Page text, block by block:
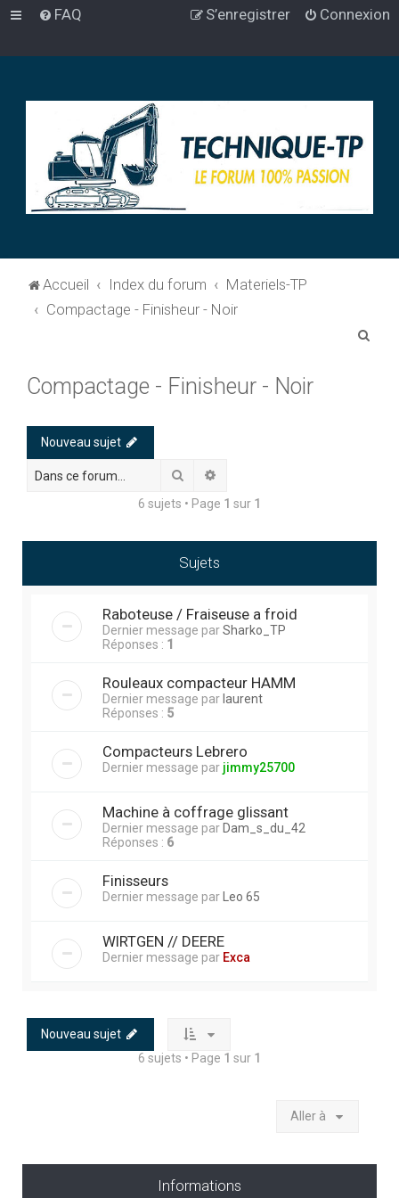
FAQ Connexion
S’enregistrer
Accueil Index du forum
Materiels-TP
Compactage - Finisheur - Noir
Compactage - Finisheur - Noir
Nouveau sujet
Rechercher
6 sujets • Page 1 sur 1
Sujets
Raboteuse / Fraiseuse a froid
Dernier message parSharko_TP
Réponses : 1
Rouleaux compacteur HAMM
Dernier message par laurent
Réponses : 5
Compacteurs Lebrero
Dernier message par jimmy25700
Machine à coffrage glissant
Dernier message par Dam_s_du_42
Réponses : 6
Finisseurs
Dernier message par Leo 65
WIRTGEN // DEERE
Dernier message par Exca
Nouveau sujet
6 sujets • Page 1 sur 1
Aller à
Informations